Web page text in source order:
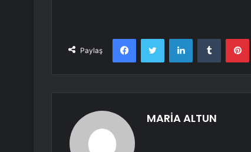
Paylaş
FacebookTwitter LinkedInTumblr
MARİA ALTUN